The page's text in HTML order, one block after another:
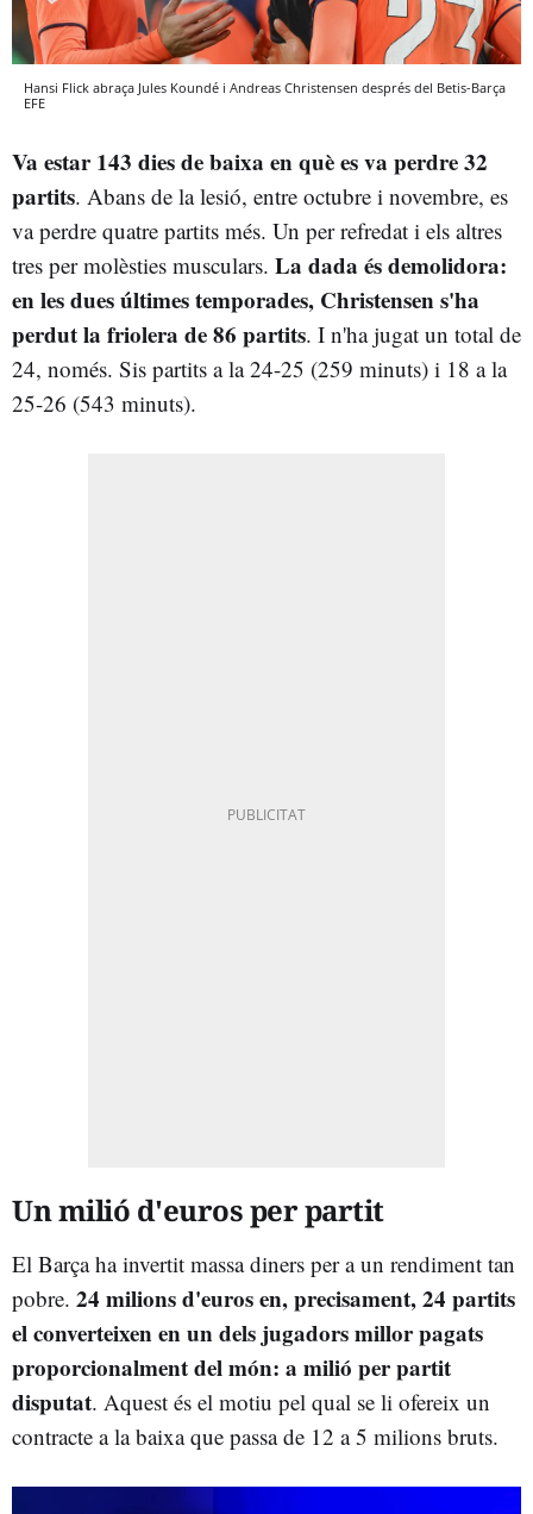
Hansi Flick abraça Jules Koundé i Andreas Christensen després del Betis-Barça
EFE
Va estar 143 dies de baixa en què es va perdre 32
partits. Abans de la lesió, entre octubre i novembre, es
va perdre quatre partits més. Un per refredat i els altres
tres per molèsties musculars. La dada és demolidora:
en les dues últimes temporades, Christensen s'ha
perdut la friolera de 86 partits. I n'ha jugat un total de
24, només. Sis partits a la 24-25 (259 minuts) i 18 a la
25-26 (543 minuts).
Un milió d'euros per partit
El Barça ha invertit massa diners per a un rendiment tan
pobre. 24 milions d'euros en, precisament, 24 partits
el converteixen en un dels jugadors millor pagats
proporcionalment del món: a milió per partit
disputat. Aquest és el motiu pel qual se li ofereix un
contracte a la baixa que passa de 12 a 5 milions bruts.